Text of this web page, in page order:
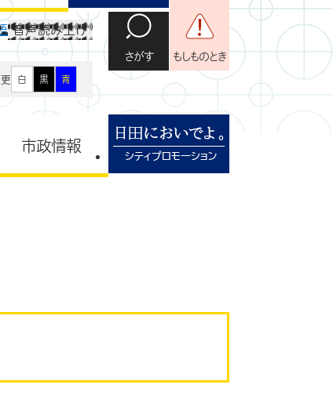
音声読み上げ
白 黒 青
さがす もしものとき
市政情報